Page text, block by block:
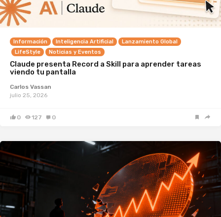
Información Inteligencia Artificial
Lanzamiento Global
LifeStyle
Noticias y Eventos
Claude presenta Record a Skill para aprender tareas
viendo tu pantalla
Carlos Vassan
julio 25, 2026
0 127 0